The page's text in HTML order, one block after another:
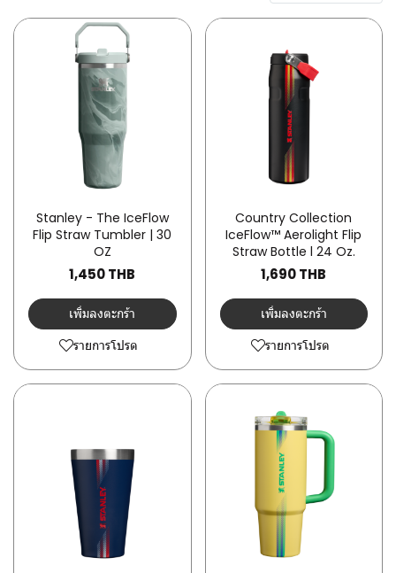
Stanley - The IceFlow
Flip Straw Tumbler | 30
OZ
1,450 THB
เพิ่มลงตะกร้า
รายการโปรด
Country Collection
IceFlow™ Aerolight Flip
Straw Bottle l 24 Oz.
1,690 THB
เพิ่มลงตะกร้า
รายการโปรด